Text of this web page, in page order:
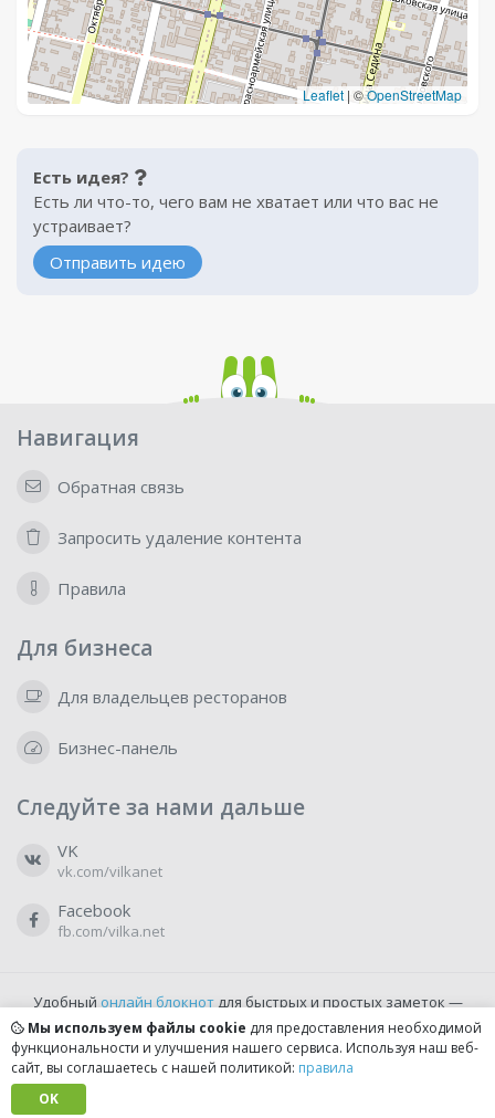
Leaflet | ©OpenStreetMap
Есть идея?
Есть ли что-то, чего вам не хватает или что вас не
устраивает?
Отправить идею
Навигация
Обратная связь
Запросить удаление контента
Правила
Для бизнеса
Для владельцев ресторанов
Бизнес-панель
Следуйте за нами дальше
VK
vk.com/vilkanet
Facebook
fb.com/vilka.net
Удобный онлайн блокнотдля быстрых и простых заметок —
бесплатно и доступно прямо из браузера.
Мы используем файлы cookie для предоставления необходимой
функциональности и улучшения нашего сервиса. Используя наш веб-
сайт, вы соглашаетесь с нашей политикой: правила
OK